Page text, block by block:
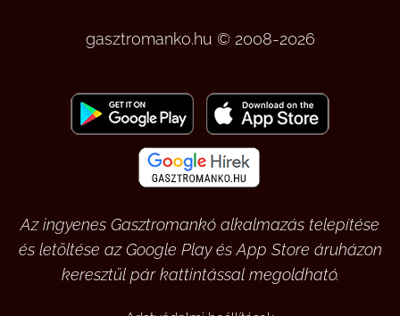
gasztromanko.hu © 2008-2026
Az ingyenes Gasztromankó alkalmazás telepítése
és letöltése az Google Play és App Store áruházon
keresztül pár kattintással megoldható.